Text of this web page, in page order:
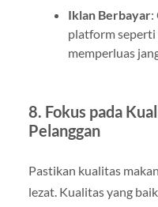
Iklan Berbayar:
platform seperti
memperluas
8. Fokus pada
Pelanggan
Pastikan kualitas
lezat. Kualitas yang